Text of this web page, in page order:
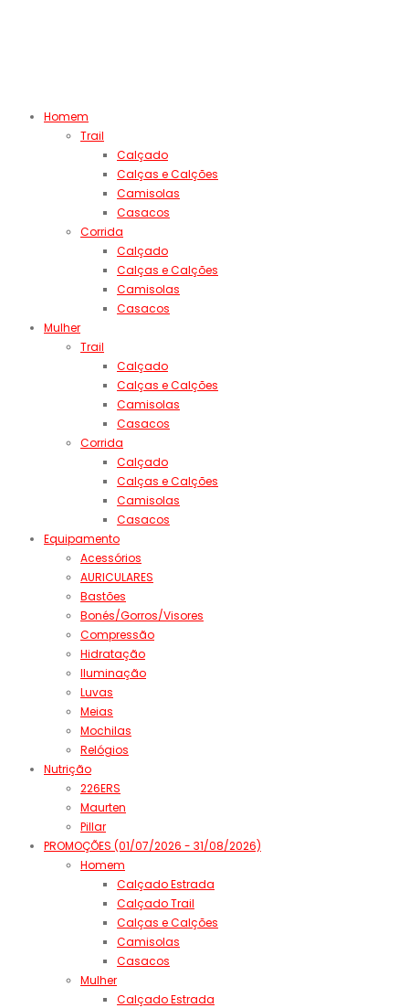
Homem
Trail
Calçado
Calças e Calções
Camisolas
Casacos
Corrida
Calçado
Calças e Calções
Camisolas
Casacos
Mulher
Trail
Calçado
Calças e Calções
Camisolas
Casacos
Corrida
Calçado
Calças e Calções
Camisolas
Casacos
Equipamento
Acessórios
AURICULARES
Bastões
Bonés/Gorros/Visores
Compressão
Hidratação
Iluminação
Luvas
Meias
Mochilas
Relógios
Nutrição
226ERS
Maurten
Pillar
PROMOÇÕES (01/07/2026 - 31/08/2026)
Homem
Calçado Estrada
Calçado Trail
Calças e Calções
Camisolas
Casacos
Mulher
Calçado Estrada